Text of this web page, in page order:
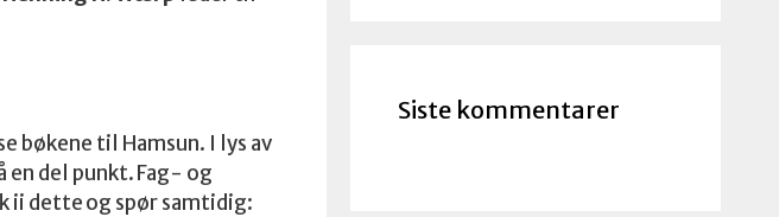
bøkene til Hamsun. I lys av
del punkt. Fag- og
ii dette og spør samtidig:
Siste kommentarer